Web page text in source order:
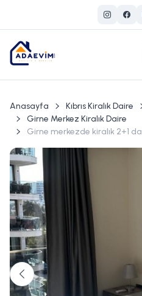
Anasayfa Kıbrıs Kiralık Daire
Girne Merkez Kiralık Daire
Girne merkezde kiralık 2+1